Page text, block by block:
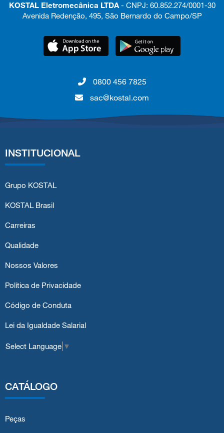
KOSTAL Eletromecânica LTDA- CNPJ: 60.852.274/0001-30
Avenida Redenção, 495, São Bernardo do Campo/SP
0800 456 7825
sac@kostal.com
INSTITUCIONAL
Grupo KOSTAL
KOSTAL Brasil
Carreiras
Qualidade
Nossos Valores
Política de Privacidade
Código de Conduta
Lei da Igualdade Salarial
Select Language ▼
CATÁLOGO
Peças